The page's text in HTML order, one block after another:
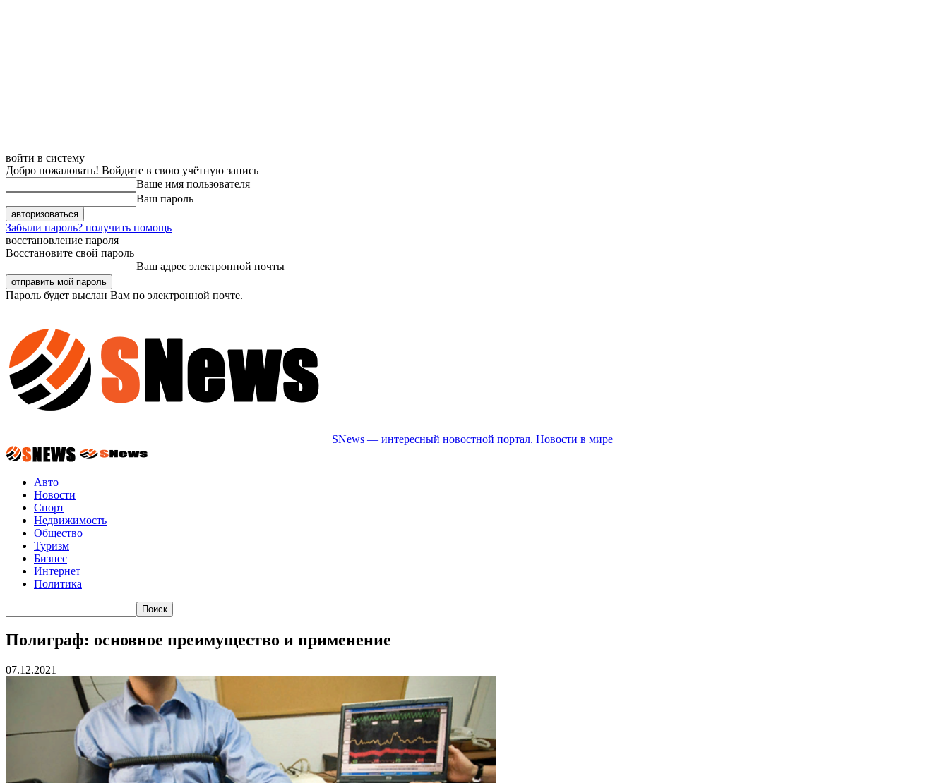
войти в систему
Добро пожаловать! Войдите в свою учётную запись
Ваше имя пользователя
Ваш пароль
Забыли пароль? получить помощь
восстановление пароля
Восстановите свой пароль
Ваш адрес электронной почты
Пароль будет выслан Вам по электронной почте.
SNews — интересный новостной портал. Новости в мире
Авто
Новости
Спорт
Недвижимость
Общество
Туризм
Бизнес
Интернет
Политика
Полиграф: основное преимущество и применение
07.12.2021